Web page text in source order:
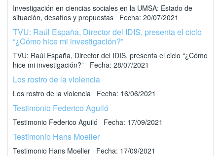
Investigación en ciencias sociales en la UMSA: Estado de
situación, desafíos y propuestas Fecha: 20/07/2021
TVU: Raúl España, Director del IDIS, presenta el ciclo
“¿Cómo hice mi investigación?”
TVU: Raúl España, Director del IDIS, presenta el ciclo “¿Cómo
hice mi investigación?” Fecha: 28/07/2021
Los rostro de la violencia
Los rostro de la violencia Fecha: 16/06/2021
Testimonio Federico Aguiló
Testimonio Federico Aguiló Fecha: 17/09/2021
Testimonio Hans Moeller
Testimonio Hans Moeller Fecha: 17/09/2021